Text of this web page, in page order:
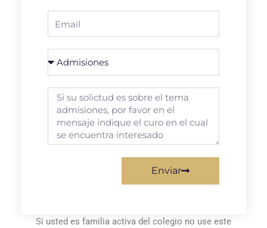
Enviar
Si usted es familia activa del colegio no use este